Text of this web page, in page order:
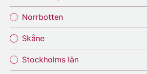
Norrbotten
Skåne
Stockholms län